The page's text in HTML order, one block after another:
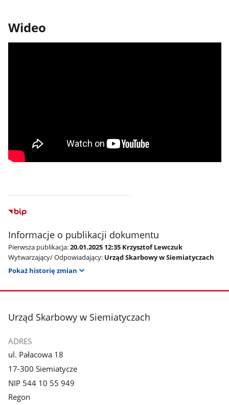
Wideo
Informacje o publikacji dokumentu
Pierwsza publikacja:20.01.2025 12:35 Krzysztof Lewczuk
Wytwarzający/ Odpowiadający: Urząd Skarbowy w Siemiatyczach
Pokaż historię zmian
stopka
Urząd Skarbowy w Siemiatyczach
ADRES
ul. Pałacowa 18
17-300 Siemiatycze
NIP 544 10 55 949
Regon